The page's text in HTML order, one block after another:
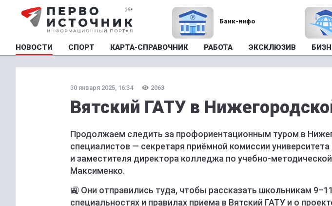
Банк-инфо
НОВОСТИ СПОРТ КАРТА-СПРАВОЧНИК РАБОТА ЭКСКЛЮЗИВ
30 января 2025, 16:34 2063
Вятский ГАТУ в
Продолжаем следить за профориентационным туром в
специалистов — секретаря приёмной комиссии
и заместителя директора колледжа по учебно-
Максименко.
🚉 Они отправились туда, чтобы рассказать школьникам
специальностях и правилах приема в Вятский ГАТУ и о